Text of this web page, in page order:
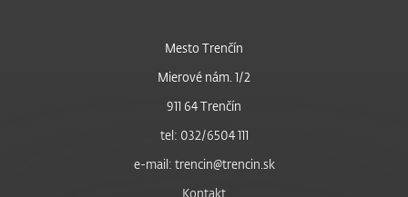
Mesto Trenčín
Mierové nám. 1/2
911 64 Trenčín
tel: 032/6504 111
e-mail: trencin@trencin.sk
Kontakt